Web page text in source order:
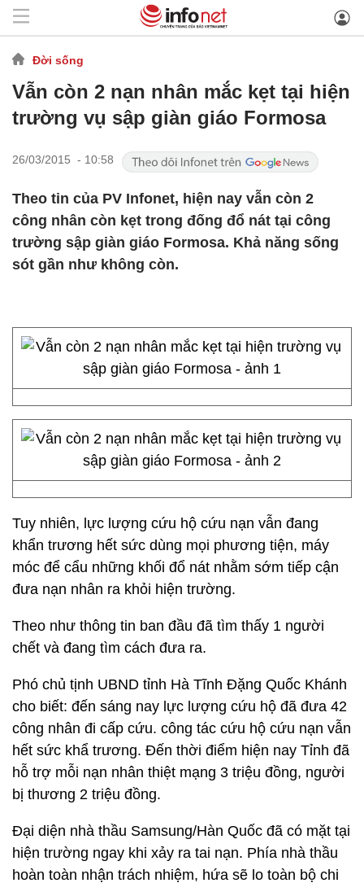
Đời sống
Vẫn còn 2 nạn nhân mắc kẹt tại hiện
trường vụ sập giàn giáo Formosa
26/03/2015 - 10:58
Theo tin của PV Infonet, hiện nay vẫn còn 2
công nhân còn kẹt trong đống đổ nát tại công
trường sập giàn giáo Formosa. Khả năng sống
sót gần như không còn.
Tuy nhiên, lực lượng cứu hộ cứu nạn vẫn đang
khẩn trương hết sức dùng mọi phương tiện, máy
móc để cẩu những khối đổ nát nhằm sớm tiếp cận
đưa nạn nhân ra khỏi hiện trường.
Theo như thông tin ban đầu đã tìm thấy 1 người
chết và đang tìm cách đưa ra.
Phó chủ tịnh UBND tỉnh Hà Tĩnh Đặng Quốc Khánh
cho biết: đến sáng nay lực lượng cứu hộ đã đưa 42
công nhân đi cấp cứu. công tác cứu hộ cứu nạn vẫn
hết sức khẩ trương. Đến thời điểm hiện nay Tỉnh đã
hỗ trợ mỗi nạn nhân thiệt mạng 3 triệu đồng, người
bị thương 2 triệu đồng.
Đại diện nhà thầu Samsung/Hàn Quốc đã có mặt tại
hiện trường ngay khi xảy ra tai nạn. Phía nhà thầu
hoàn toàn nhận trách nhiệm, hứa sẽ lo toàn bộ chi